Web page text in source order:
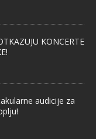
KONCERTE
audicije za